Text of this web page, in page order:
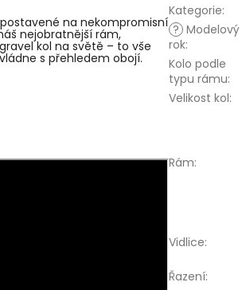
na nekompromisní
nejobratnější rám,
kol na světě – to vše
s přehledem obojí.
Kategorie:
? Modelový
rok:
Kolo podle
typu rámu:
Velikost kol:
Rám:
Vidlice:
Řazení: